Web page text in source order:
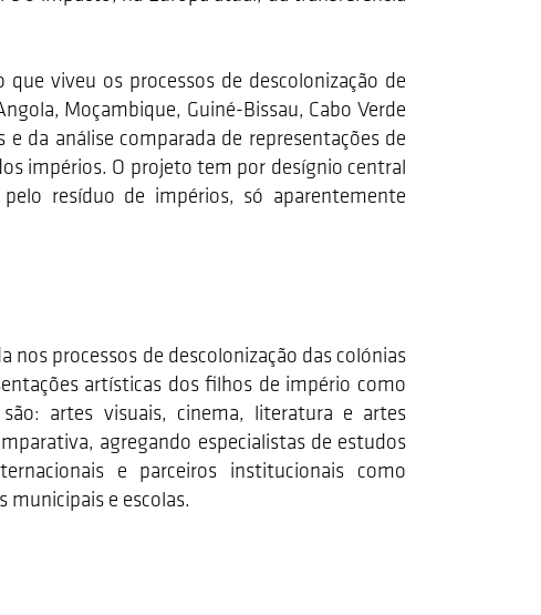
viveu os processos de descolonização de
Moçambique, Guiné-Bissau, Cabo Verde
da análise comparada de representações de
impérios. O projeto tem por desígnio central
resíduo de impérios, só aparentemente
processos de descolonização das colónias
artísticas dos filhos de império como
artes visuais, cinema, literatura e artes
agregando especialistas de estudos
e parceiros institucionais como
municipais e escolas.